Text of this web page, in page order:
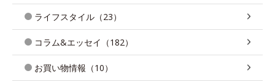
ライフスタイル（23）
コラム&エッセイ（182）
お買い物情報（10）